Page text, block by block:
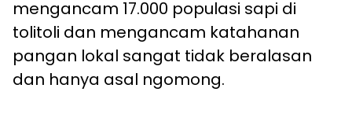
mengancam 17.000 populasi sapi di
tolitoli dan mengancam katahanan
pangan lokal sangat tidak beralasan
dan hanya asal ngomong.